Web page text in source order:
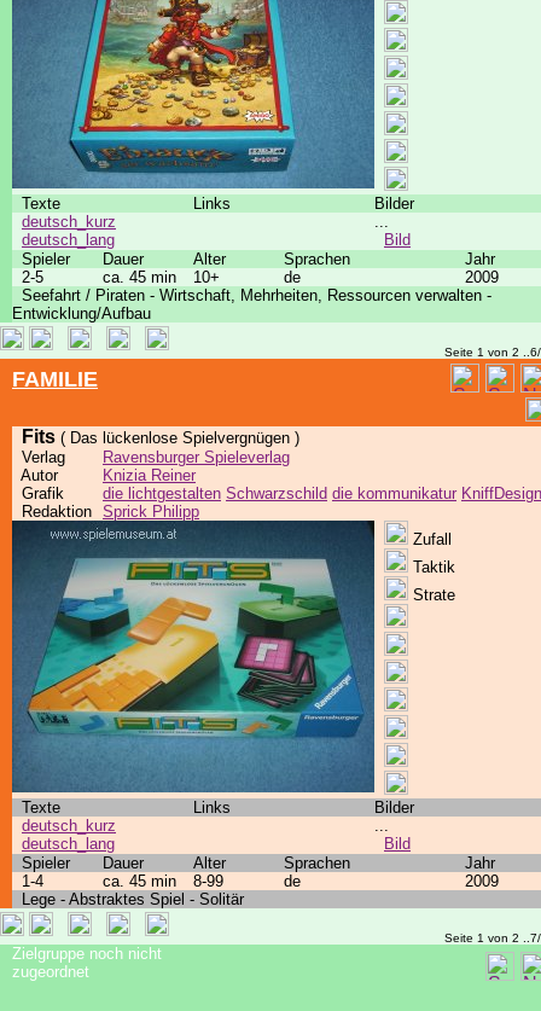
Texte Links
Bilder
deutsch_kurz
deutsch_lang
...
Bild
Spieler
Dauer Alter Sprachen
Jahr
2-5
ca. 45 min 10+ de
2009
Seefahrt / Piraten - Wirtschaft, Mehrheiten, Ressourcen verwalten -
Entwicklung/Aufbau
Seite 1 von 2
FAMILIE
Fits ( Das lückenlose Spielvergnügen )
Verlag
Ravensburger Spieleverlag
Autor
Knizia Reiner
Grafik
die lichtgestalten Schwarzschild die kommunikatur KniffDesign
Redaktion Sprick Philipp
Zufall
Taktik
Strate
Texte Links
Bilder
deutsch_kurz
deutsch_lang
...
Bild
Spieler
Dauer Alter Sprachen
Jahr
1-4
ca. 45 min 8-99 de
2009
Lege - Abstraktes Spiel - Solitär
Seite 1 von 2
Zielgruppe noch nicht
zugeordnet